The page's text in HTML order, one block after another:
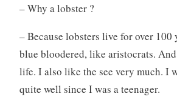
– Why a lobster ?
– Because lobsters live for over 100
blue bloodered, like aristocrats.
life. I also like the see very much. I
quite well since I was a teenager.